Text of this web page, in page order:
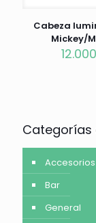
Cabeza
Mickey/
12.000
Bar
General